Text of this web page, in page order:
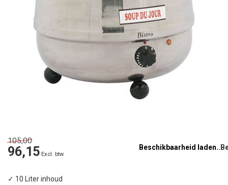
105,00
96,15 Excl. btw
Beschikbaarheid laden..
✓ 10 Liter inhoud